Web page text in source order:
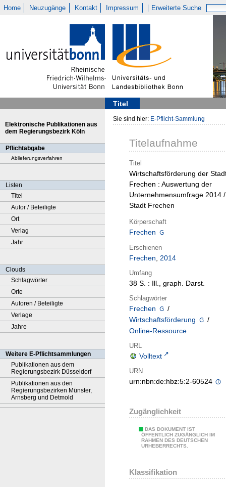
Home Neuzugänge Kontakt Impressum Erweiterte Suche
Titel
Elektronische Publikationen aus
dem Regierungsbezirk Köln
Pflichtabgabe
Ablieferungsverfahren
Listen
Titel
Autor / Beteiligte
Ort
Verlag
Jahr
Clouds
Schlagwörter
Orte
Autoren / Beteiligte
Verlage
Jahre
Weitere E-Pflichtsammlungen
Publikationen aus dem
Regierungsbezirk Düsseldorf
Publikationen aus den
Regierungsbezirken Münster,
Arnsberg und Detmold
Sie sind hier: E-Pflicht-Sammlung
Titelaufnahme
Titel
Wirtschaftsförderung der
Frechen : Auswertung der
Unternehmensumfrage 2014 /
Stadt Frechen
Körperschaft
Frechen
Erschienen
Frechen, 2014
Umfang
38 S. : Ill., graph. Darst.
Schlagwörter
Frechen
/
Wirtschaftsförderung
/
Online-Ressource
URL
Volltext
URN
urn:nbn:de:hbz:5:2-60524
Zugänglichkeit
DAS DOKUMENT IST
ÖFFENTLICH ZUGÄNGLICH IM
RAHMEN DES DEUTSCHEN
URHEBERRECHTS.
Klassifikation